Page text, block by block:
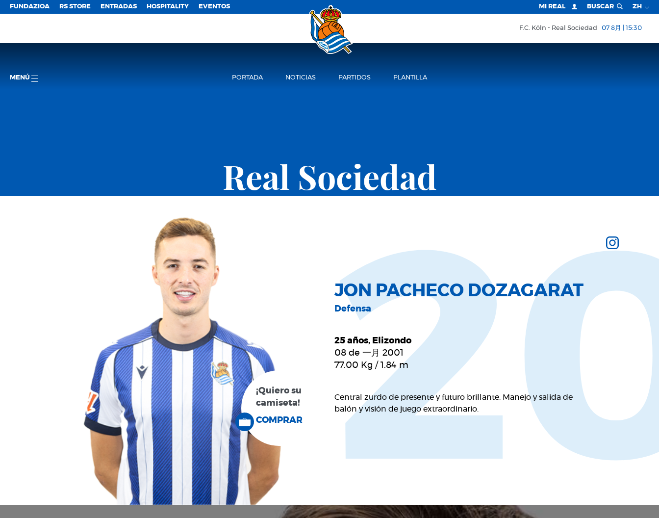
FUNDAZIOA RS STORE ENTRADAS HOSPITALITY EVENTOS MI REAL BUSCAR ZH
F.C. Köln Real Sociedad 07 8月 | 15:30
MENÚ PORTADA NOTICIAS PARTIDOS PLANTILLA
Real Sociedad
¡Quiero su
camiseta!
COMPRAR
JON PACHECO DOZAGARAT
Defensa
25 años, Elizondo
08 de 一月 2001
77.00 Kg / 1.84 m
Central zurdo de presente y futuro brillante. Manejo y salida de
balón y visión de juego extraordinario.